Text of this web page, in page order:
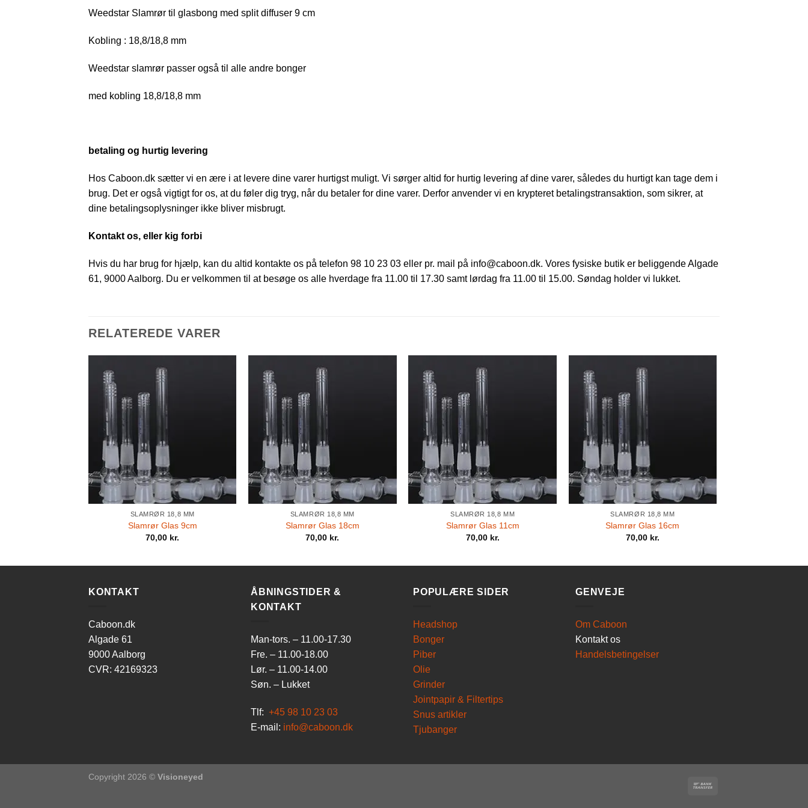
Weedstar Slamrør til glasbong med split diffuser 9 cm
Kobling : 18,8/18,8 mm
Weedstar slamrør passer også til alle andre bonger
med kobling 18,8/18,8 mm
betaling og hurtig levering
Hos Caboon.dk sætter vi en ære i at levere dine varer hurtigst muligt. Vi sørger altid for hurtig levering af dine varer, således du hurtigt kan tage dem i
brug. Det er også vigtigt for os, at du føler dig tryg, når du betaler for dine varer. Derfor anvender vi en krypteret betalingstransaktion, som sikrer, at
dine betalingsoplysninger ikke bliver misbrugt.
Kontakt os, eller kig forbi
Hvis du har brug for hjælp, kan du altid kontakte os på telefon 98 10 23 03 eller pr. mail på info@caboon.dk. Vores fysiske butik er beliggende Algade
61, 9000 Aalborg. Du er velkommen til at besøge os alle hverdage fra 11.00 til 17.30 samt lørdag fra 11.00 til 15.00. Søndag holder vi lukket.
RELATEREDE VARER
SLAMRØR 18,8 MM
Slamrør Glas 9cm
70,00 kr.
SLAMRØR 18,8 MM
Slamrør Glas 18cm
70,00 kr.
SLAMRØR 18,8 MM
Slamrør Glas 11cm
70,00 kr.
SLAMRØR 18,8 MM
Slamrør Glas 16cm
70,00 kr.
KONTAKT
Caboon.dk
Algade 61
9000 Aalborg
CVR: 42169323
ÅBNINGSTIDER &
KONTAKT
Man-tors. – 11.00-17.30
Fre. – 11.00-18.00
Lør. – 11.00-14.00
Søn. – Lukket
Tlf: +45 98 10 23 03
E-mail: info@caboon.dk
POPULÆRE SIDER
Headshop
Bonger
Piber
Olie
Grinder
Jointpapir & Filtertips
Snus artikler
Tjubanger
GENVEJE
Om Caboon
Kontakt os
Handelsbetingelser
Copyright 2026 © Visioneyed